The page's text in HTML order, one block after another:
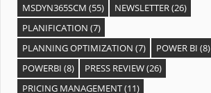
MSDYN365SCM (55) NEWSLETTER(26)
PLANIFICATION (7)
PLANNING OPTIMIZATION (7) POWER BI (8)
POWERBI (8) PRESS REVIEW(26)
PRICING MANAGEMENT(11)